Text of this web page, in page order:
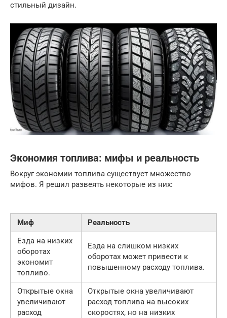
стильный дизайн.
Экономия топлива: мифы и реальность
Вокруг экономии топлива существует множество
мифов. Я решил развеять некоторые из них:
Миф
Реальность
Езда на низких
оборотах
экономит
топливо.
Езда на слишком низких
оборотах может привести к
повышенному расходу топлива.
Открытые окна
увеличивают
расход
Открытые окна увеличивают
расход топлива на высоких
скоростях, но на низких